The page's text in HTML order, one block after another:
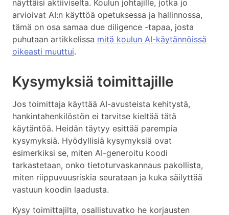
näyttäisi aktiiviselta. Koulun johtajille, jotka jo
arvioivat AI:n käyttöä opetuksessa ja hallinnossa,
tämä on osa samaa due diligence -tapaa, josta
puhutaan artikkelissa mitä koulun AI-käytännöissä
oikeasti muuttui.
Kysymyksiä toimittajille
Jos toimittaja käyttää AI-avusteista kehitystä,
hankintahenkilöstön ei tarvitse kieltää tätä
käytäntöä. Heidän täytyy esittää parempia
kysymyksiä. Hyödyllisiä kysymyksiä ovat
esimerkiksi se, miten AI-generoitu koodi
tarkastetaan, onko tietoturvaskannaus pakollista,
miten riippuvuusriskia seurataan ja kuka säilyttää
vastuun koodin laadusta.
Kysy toimittajilta, osallistuvatko he korjausten